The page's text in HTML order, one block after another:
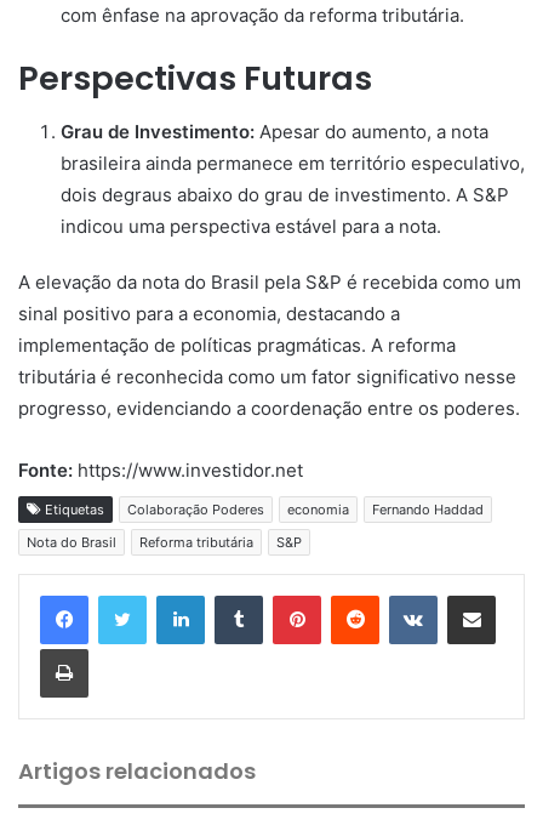
com ênfase na aprovação da reforma tributária.
Perspectivas Futuras
Grau de Investimento: Apesar do aumento, a nota
brasileira ainda permanece em território especulativo,
dois degraus abaixo do grau de investimento. A S&P
indicou uma perspectiva estável para a nota.
A elevação da nota do Brasil pela S&P é recebida como um
sinal positivo para a economia, destacando a
implementação de políticas pragmáticas. A reforma
tributária é reconhecida como um fator significativo nesse
progresso, evidenciando a coordenação entre os poderes.
Fonte: https://www.investidor.net
Etiquetas Colaboração Poderes economia
Fernando Haddad
Nota do Brasil
Reforma tributária S&P
Artigos relacionados